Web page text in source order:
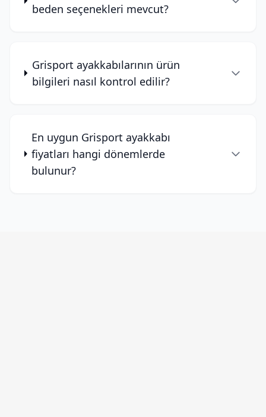
beden seçenekleri mevcut?
Grisport ayakkabılarının ürün
bilgileri nasıl kontrol edilir?
En uygun Grisport ayakkabı
fiyatları hangi dönemlerde
bulunur?